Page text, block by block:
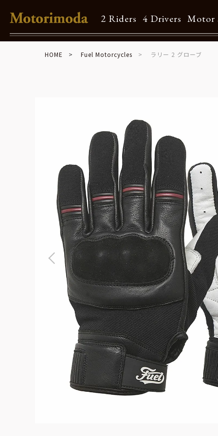
2 Riders 4 Drivers Motor
Shop Info
Guide
ご利用ガイド
よくある質問
お問合せ
HOME Fuel Motorcycles ラリー 2 グローブ